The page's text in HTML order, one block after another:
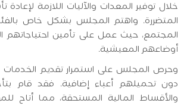
خلال توفير المعدات والآليات اللازمة لإعادة
المتضررة. واهتم المجلس بشكل خاص
المجتمع، حيث عمل على تأمين احتياجاتهم
أوضاعهم المعيشية.
وحرص المجلس على استمرار تقديم الخدمات
دون تحميلهم أعباء إضافية. فقد قام
والأقساط المالية المستحقة، مما أتاح